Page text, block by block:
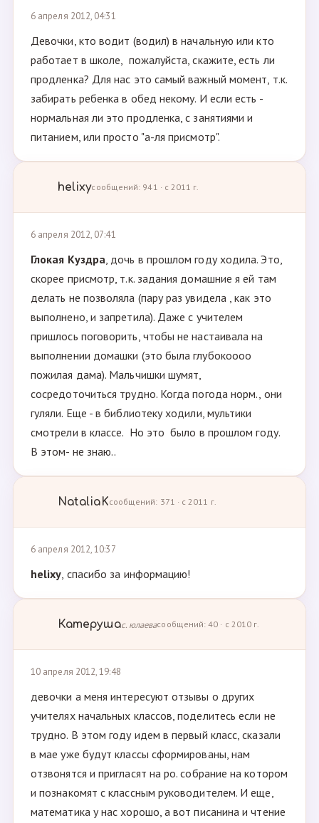
6 апреля 2012, 04:31
Девочки, кто водит (водил) в начальную или кто
работает в школе, пожалуйста, скажите, есть ли
продленка? Для нас это самый важный момент, т.к.
забирать ребенка в обед некому. И если есть -
нормальная ли это продленка, с занятиями и
питанием, или просто "а-ля присмотр".
helixyсообщений: 941 · с 2011 г.
6 апреля 2012, 07:41
Глокая Куздра, дочь в прошлом году ходила. Это,
скорее присмотр, т.к. задания домашние я ей там
делать не позволяла (пару раз увидела , как это
выполнено, и запретила). Даже с учителем
пришлось поговорить, чтобы не настаивала на
выполнении домашки (это была глубокоооо
пожилая дама). Мальчишки шумят,
сосредоточиться трудно. Когда погода норм., они
гуляли. Еще - в библиотеку ходили, мультики
смотрели в классе. Но это было в прошлом году.
В этом- не знаю..
NataliaKсообщений: 371 · с 2011 г.
6 апреля 2012, 10:37
helixy, спасибо за информацию!
Катерушас. юлаевасообщений: 40 · с 2010 г.
10 апреля 2012, 19:48
девочки а меня интересуют отзывы о других
учителях начальных классов, поделитесь если не
трудно. В этом году идем в первый класс, сказали
в мае уже будут классы сформированы, нам
отзвонятся и пригласят на ро. собрание на котором
и познакомят с классным руководителем. И еще,
математика у нас хорошо, а вот писанина и чтение